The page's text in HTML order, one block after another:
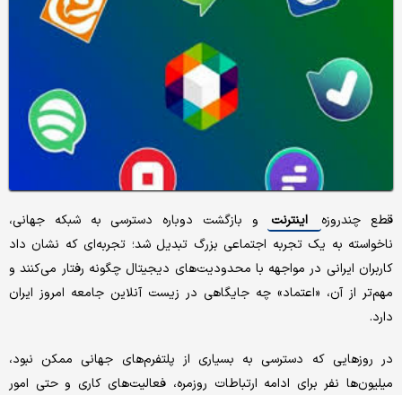
قطع چندروزه اینترنت
و بازگشت دوباره دسترسی به شبکه جهانی،
ناخواسته به یک تجربه اجتماعی بزرگ تبدیل شد؛ تجربه‌ای که نشان داد
کاربران ایرانی در مواجهه با محدودیت‌های دیجیتال چگونه رفتار می‌کنند و
مهم‌تر از آن، «اعتماد» چه جایگاهی در زیست آنلاین جامعه امروز ایران
دارد.
در روزهایی که دسترسی به بسیاری از پلتفرم‌های جهانی ممکن نبود،
میلیون‌ها نفر برای ادامه ارتباطات روزمره، فعالیت‌های کاری و حتی امور